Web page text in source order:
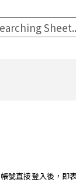
號直接登入後，即